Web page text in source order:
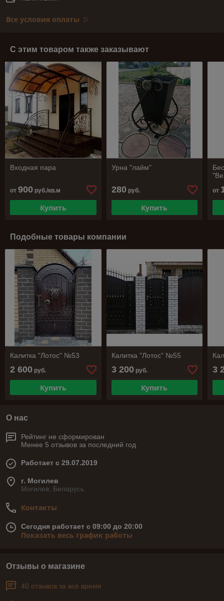
Все условия оплаты
С этим товаром также заказывают
Входная пара
от 900 руб./кв.м
Купить
Урна "лайм"
280руб.
Купить
от
Подобные товары компании
Калитка "Лотос" №53
2 600 руб.
Купить
Калитка "Лотос" №55
3 200руб.
Купить
3
О нас
Рейтинг не сформирован
Менее 5 отзывов за последний год
Работает с 29.07.2019
г. Могилев
Могилев, Беларусь
Контакты
Сегодня работает с 09:00 до 20:00
Показать весь график работы
Отзывы о магазине
40 отзывов за всё время